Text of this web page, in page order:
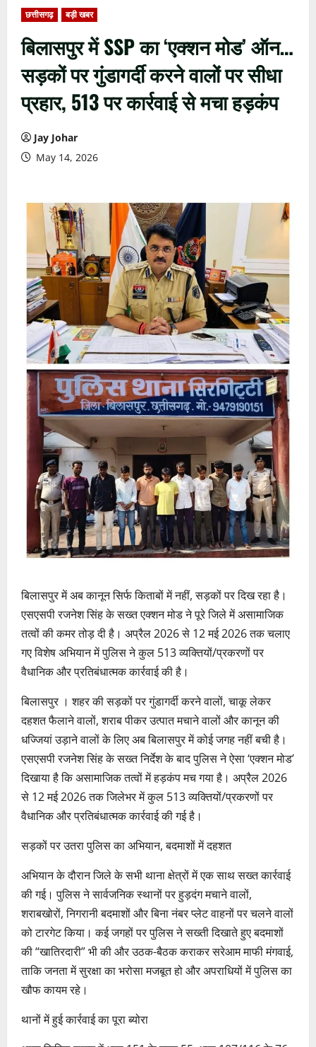
छत्तीसगढ़ बड़ी खबर
बिलासपुर में SSP का ‘एक्शन मोड’ ऑन…
सड़कों पर गुंडागर्दी करने वालों पर सीधा
प्रहार, 513 पर कार्रवाई से मचा हड़कंप
Jay Johar
May 14, 2026
बिलासपुर में अब कानून सिर्फ किताबों में नहीं, सड़कों पर दिख रहा है।
एसएसपी रजनेश सिंह के सख्त एक्शन मोड ने पूरे जिले में असामाजिक
तत्वों की कमर तोड़ दी है। अप्रैल 2026 से 12 मई 2026 तक चलाए
गए विशेष अभियान में पुलिस ने कुल 513 व्यक्तियों/प्रकरणों पर
वैधानिक और प्रतिबंधात्मक कार्रवाई की है।
बिलासपुर । शहर की सड़कों पर गुंडागर्दी करने वालों, चाकू लेकर
दहशत फैलाने वालों, शराब पीकर उत्पात मचाने वालों और कानून की
धज्जियां उड़ाने वालों के लिए अब बिलासपुर में कोई जगह नहीं बची है।
एसएसपी रजनेश सिंह के सख्त निर्देश के बाद पुलिस ने ऐसा ‘एक्शन मोड’
दिखाया है कि असामाजिक तत्वों में हड़कंप मच गया है। अप्रैल 2026
से 12 मई 2026 तक जिलेभर में कुल 513 व्यक्तियों/प्रकरणों पर
वैधानिक और प्रतिबंधात्मक कार्रवाई की गई है।
सड़कों पर उतरा पुलिस का अभियान, बदमाशों में दहशत
अभियान के दौरान जिले के सभी थाना क्षेत्रों में एक साथ सख्त कार्रवाई
की गई। पुलिस ने सार्वजनिक स्थानों पर हुड़दंग मचाने वालों,
शराबखोरों, निगरानी बदमाशों और बिना नंबर प्लेट वाहनों पर चलने वालों
को टारगेट किया। कई जगहों पर पुलिस ने सख्ती दिखाते हुए बदमाशों
की “खातिरदारी” भी की और उठक-बैठक कराकर सरेआम माफी मंगवाई,
ताकि जनता में सुरक्षा का भरोसा मजबूत हो और अपराधियों में पुलिस का
खौफ कायम रहे।
थानों में हुई कार्रवाई का पूरा ब्योरा